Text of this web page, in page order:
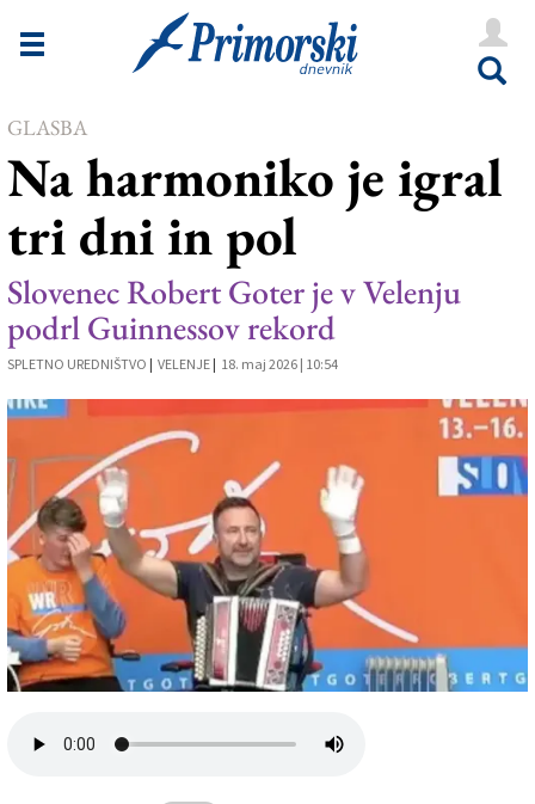
Novice
Goriška
Kultura
Šport
Še
Vreme
Uredništvo
Oglasi
Založnik
Zadruga PD
Naročnine
GLASBA
Na harmoniko je igral
tri dni in pol
Slovenec Robert Goter je v Velenju
podrl Guinnessov rekord
SPLETNO UREDNIŠTVO | VELENJE | 18. maj 2026 | 10:54